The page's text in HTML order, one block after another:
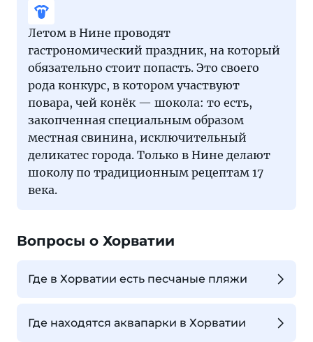
Летом в Нине проводят
гастрономический праздник, на который
обязательно стоит попасть. Это своего
рода конкурс, в котором участвуют
повара, чей конёк — шокола: то есть,
закопченная специальным образом
местная свинина, исключительный
деликатес города. Только в Нине делают
шоколу по традиционным рецептам 17
века.
Вопросы о Хорватии
Где в Хорватии есть песчаные пляжи
Где находятся аквапарки в Хорватии